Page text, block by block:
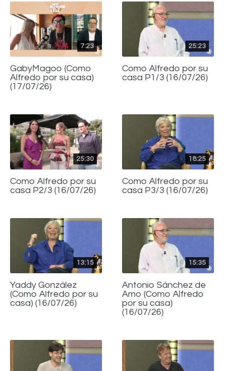
7:23
GabyMagoo (Como
Alfredo por su casa)
(17/07/26)
25:23
Como Alfredo por su
casa P1/3 (16/07/26)
25:30
Como Alfredo por su
casa P2/3 (16/07/26)
18:25
Como Alfredo por su
casa P3/3 (16/07/26)
13:15
Yaddy González
(Como Alfredo por su
casa) (16/07/26)
15:35
Antonio Sánchez de
Amo (Como Alfredo
por su casa)
(16/07/26)